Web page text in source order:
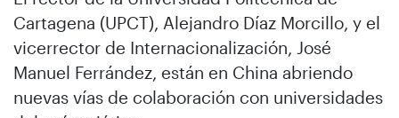
Cartagena (UPCT), Alejandro Díaz Morcillo, y el
vicerrector de Internacionalización, José
Manuel Ferrández, están en China abriendo
nuevas vías de colaboración con universidades